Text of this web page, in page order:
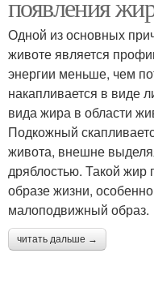
появления
Одной из основных
животе является
энергии меньше, чем
накапливается в виде
вида жира в области
Подкожный
живота, внешне
дряблостью. Такой жир
образе жизни,
малоподвижный образ.
читать дальше →